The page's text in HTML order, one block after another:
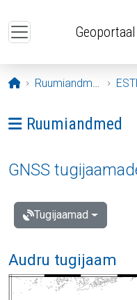
Geoportaal
Avaleht
Ruumiandmed
Ava menüü:
Ruumiandmed
GNSS
Tugijaamad
Audru tugijaam